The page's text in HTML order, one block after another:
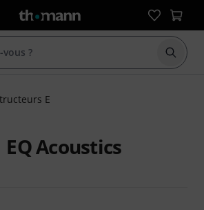
E
EQ Acoustics